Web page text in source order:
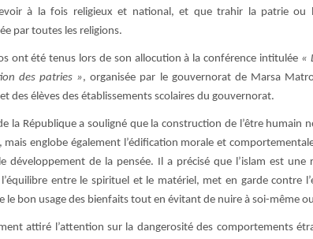
à la fois religieux et national, et que trahir la patrie ou
par toutes les religions.
ont été tenus lors de son allocution à la conférence intitulée «
des patries », organisée par le gouvernorat de Marsa
des élèves des établissements scolaires du gouvernorat.
la République a souligné que la construction de l’être humain
mais englobe également l’édification morale et
développement de la pensée. Il a précisé que l’islam est
entre le spirituel et le matériel, met en garde contre
le bon usage des bienfaits tout en évitant de nuire à soi-même
attiré l’attention sur la dangerosité des comportements